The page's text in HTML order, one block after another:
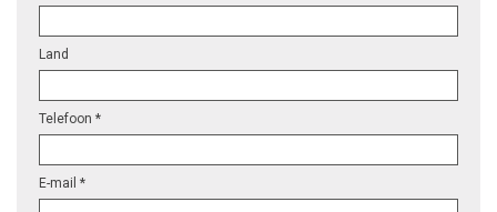
Land
Telefoon *
E-mail *